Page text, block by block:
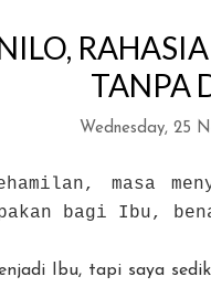
TANPA
Wednesday, 25
masa
bagi Ibu,
Ibu, tapi saya